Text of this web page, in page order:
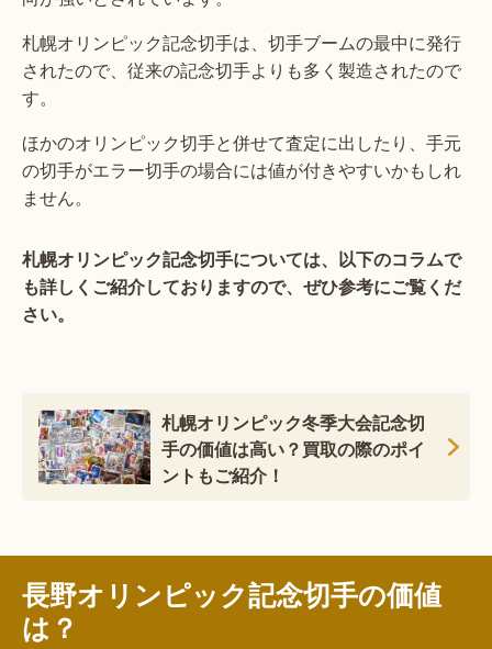
札幌オリンピック記念切手は、切手ブームの最中に発行
されたので、従来の記念切手よりも多く製造されたので
す。
ほかのオリンピック切手と併せて査定に出したり、手元
の切手がエラー切手の場合には値が付きやすいかもしれ
ません。
札幌オリンピック記念切手については、以下のコラムで
も詳しくご紹介しておりますので、ぜひ参考にご覧くだ
さい。
札幌オリンピック冬季大会記念切
手の価値は高い？買取の際のポイ
ントもご紹介！
長野オリンピック記念切手の価値
は？